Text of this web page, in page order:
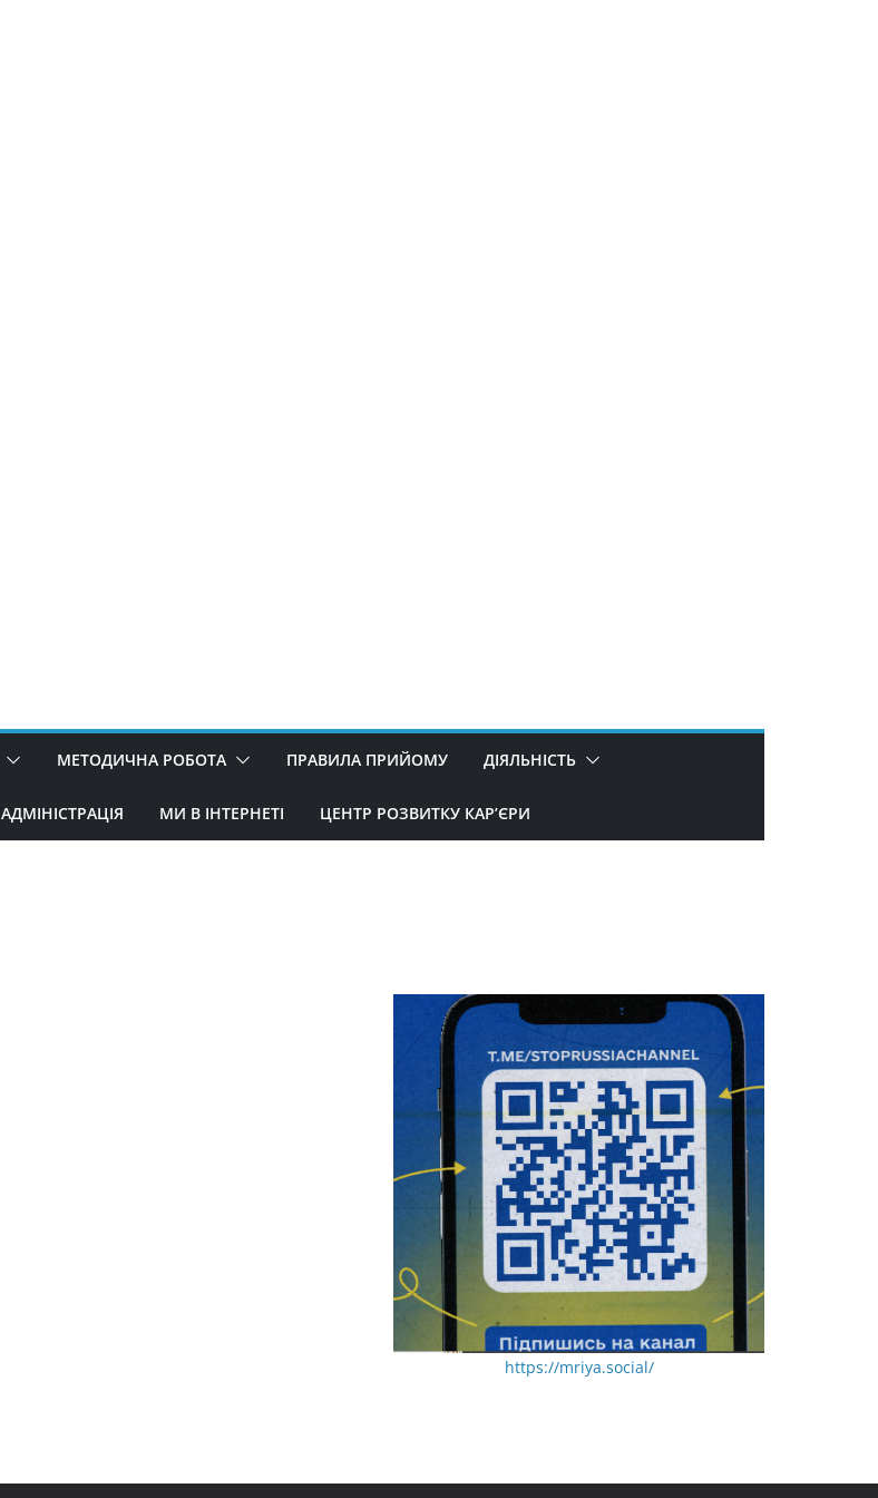
МЕТОДИЧНА РОБОТА ПРАВИЛА ПРИЙОМУ ДІЯЛЬНІСТЬ
АДМІНІСТРАЦІЯ МИ В ІНТЕРНЕТІ ЦЕНТР РОЗВИТКУ КАР’ЄРИ
https://mriya.social/